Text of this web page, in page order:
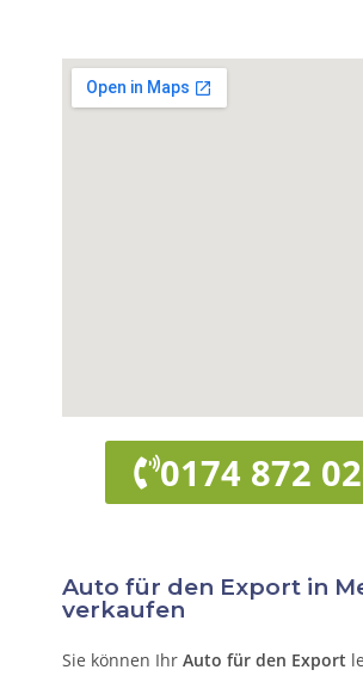
0174 872
Auto für den Export in
verkaufen
Sie können IhrAuto für den Export